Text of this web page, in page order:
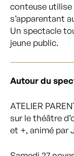
conteuse
s’apparentant
Un spectacle
jeune public.
Autour du
ATELIER
sur le théâtre
et +, animé par